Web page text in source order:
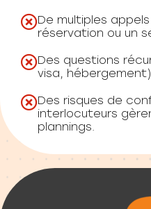
De multiples
réservation ou un
Des questions
visa,
Des risques de
interlocuteurs
plannings.